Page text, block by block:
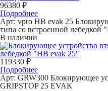
96380 ₽
Подробнее
Арт: vpro HB evak 25
типа со встроенной лебедкой
В наличии
119330 ₽
Подробнее
Арт: GRW300 Блокирующее
GRIPSTOP 25 EVAK